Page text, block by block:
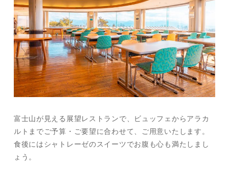
富士山が見える展望レストランで、ビュッフェからアラカ
ルトまでご予算・ご要望に合わせて、ご用意いたします。
食後にはシャトレーゼのスイーツでお腹も心も満たしまし
ょう。